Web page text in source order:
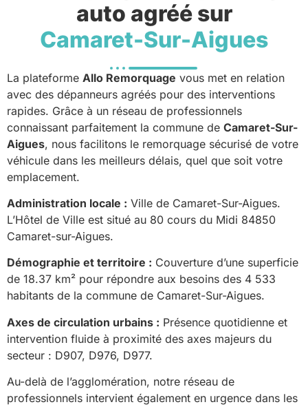
auto agréé sur
Camaret-Sur-Aigues
La plateforme Allo Remorquage vous met en relation
avec des dépanneurs agréés pour des interventions
rapides. Grâce à un réseau de professionnels
connaissant parfaitement la commune de Camaret-Sur-
Aigues, nous facilitons le remorquage sécurisé de votre
véhicule dans les meilleurs délais, quel que soit votre
emplacement.
Administration locale : Ville de Camaret-Sur-Aigues.
L’Hôtel de Ville est situé au 80 cours du Midi 84850
Camaret-sur-Aigues.
Démographie et territoire : Couverture d’une superficie
de 18.37 km² pour répondre aux besoins des 4 533
habitants de la commune de Camaret-Sur-Aigues.
Axes de circulation urbains : Présence quotidienne et
intervention fluide à proximité des axes majeurs du
secteur : D907, D976, D977.
Au-delà de l’agglomération, notre réseau de
professionnels intervient également en urgence dans les